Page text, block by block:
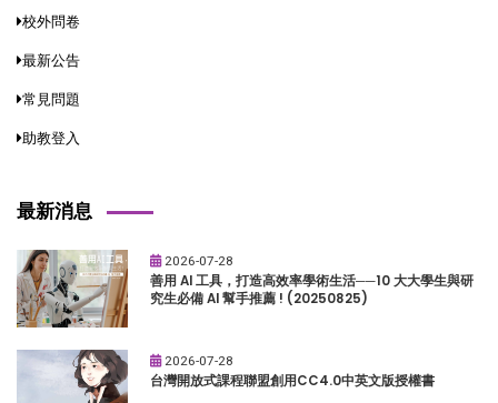
校外問卷
最新公告
常見問題
助教登入
最新消息
2026-07-28
善用 AI 工具，打造高效率學術生活──10 大大學生與研
究生必備 AI 幫手推薦 ! (20250825)
2026-07-28
台灣開放式課程聯盟創用CC4.0中英文版授權書